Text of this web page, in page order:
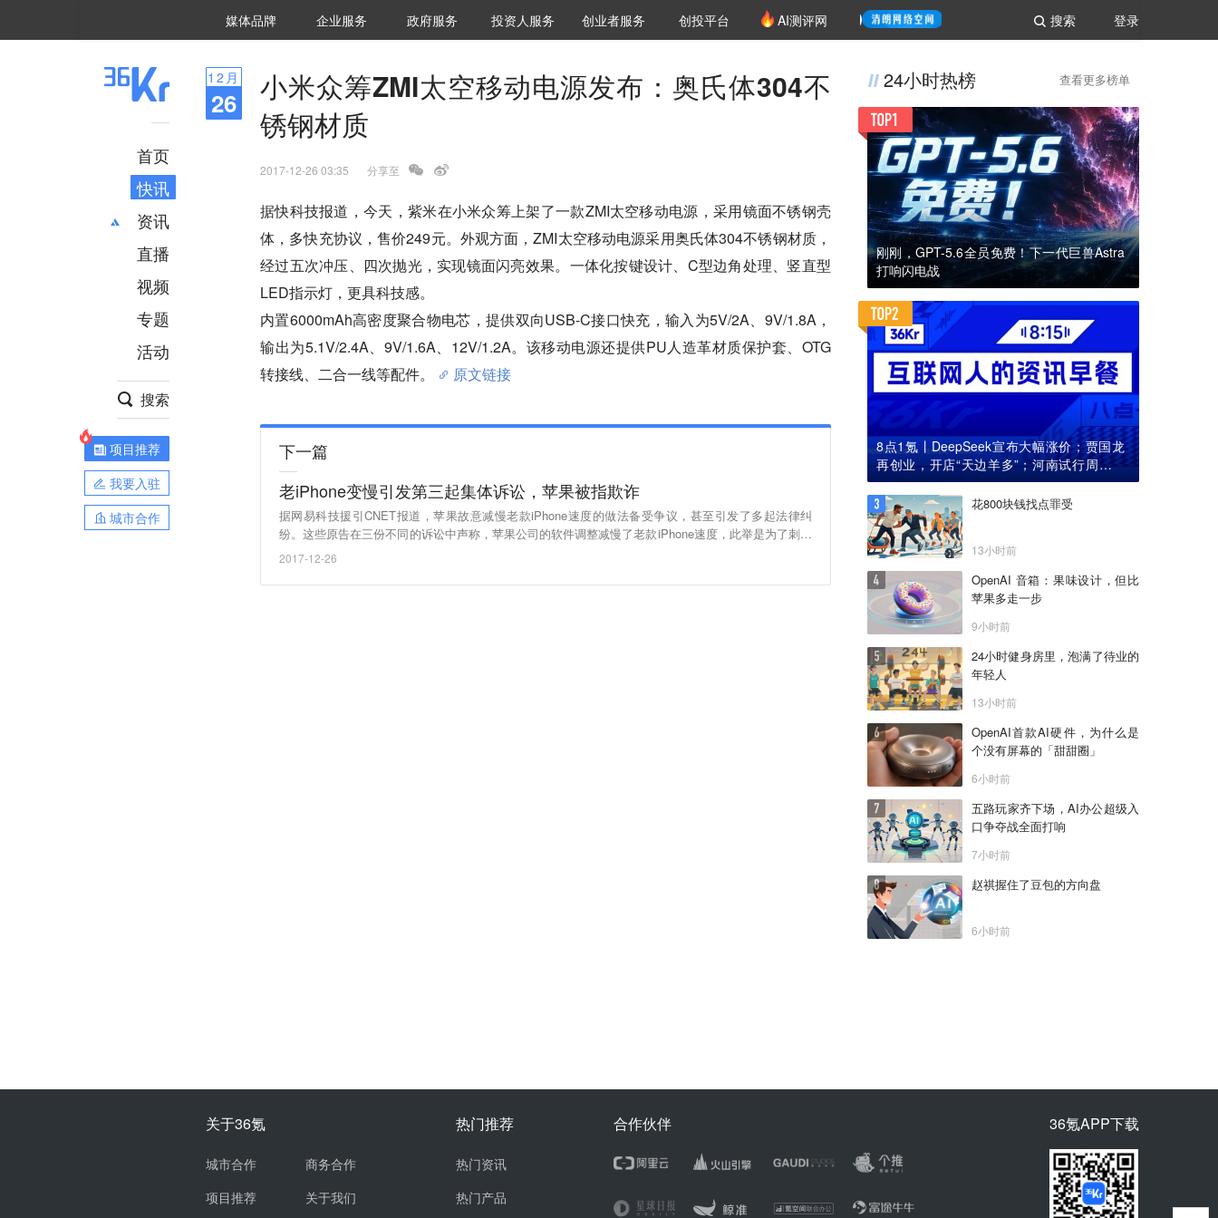
登录
搜索
媒体品牌 36Kr研究院
企业服务 城市之窗
政府服务 VClub投资机构库
投资机构职位推介
投资人服务 创投氪堂
创业者服务 创投平台 AI测评网
首页
快讯
资讯
推荐
财经
项目推荐
安徽
直播
视频
专题
活动
搜索
项目推荐
我要入驻
城市合作
12 月
26
小米众筹ZMI太空移动电源发布：奥氏体304不
锈钢材质
2017-12-26 03:35 分享至
据快科技报道，今天，紫米在小米众筹上架了一款ZMI太空移动电源，采用镜面不锈钢壳
体，多快充协议，售价249元。外观方面，ZMI太空移动电源采用奥氏体304不锈钢材质，
经过五次冲压、四次抛光，实现镜面闪亮效果。一体化按键设计、C型边角处理、竖直型
LED指示灯，更具科技感。
内置6000mAh高密度聚合物电芯，提供双向USB-C接口快充，输入为5V/2A、9V/1.8A，
输出为5.1V/2.4A、9V/1.6A、12V/1.2A。该移动电源还提供PU人造革材质保护套、OTG
转接线、二合一线等配件。
原文链接
下一篇
老iPhone变慢引发第三起集体诉讼，苹果被指欺诈
据网易科技援引CNET报道，苹果故意减慢老款iPhone速度的做法备受争议，甚至引发了多起法律纠
纷。这些原告在三份不同的诉讼中声称，苹果公司的软件调整减慢了老款iPhone速度，此举是为了刺激
消费者升级价格更高的机型。 针对苹果公司的第三起集体诉讼宣称，苹果公司的软件让老款iPhone速
回应。
2017-12-26
24小时热榜 查看更多榜单
刚刚，GPT-5.6全员免费！下一代巨兽Astra
打响闪电战
8点1氪丨DeepSeek宣布大幅涨价；贾国龙
再创业，开店“天边羊多”；河南试行周五下
午弹性离岗
花800块钱找点罪受
13小时前
OpenAI 音箱：果味设计，但比
苹果多走一步
9小时前
24小时健身房里，泡满了待业的
年轻人
13小时前
OpenAI首款AI硬件，为什么是
个没有屏幕的「甜甜圈」
6小时前
五路玩家齐下场，AI办公超级入
口争夺战全面打响
7小时前
赵祺握住了豆包的方向盘
6小时前
关于36氪
城市合作
项目推荐
商务合作
关于我们
热门推荐
热门资讯
热门产品
合作伙伴 36氪APP下载